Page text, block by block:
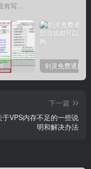
有写...
下一篇
于VPS内存不足的一些说
明和解决办法